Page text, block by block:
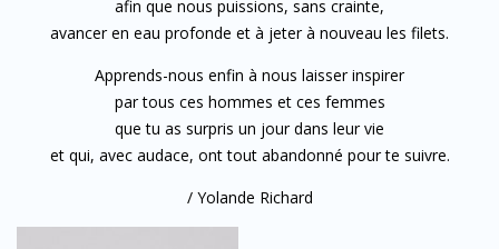
afin que nous puissions, sans crainte,
avancer en eau profonde et à jeter à nouveau les filets.
Apprends-nous enfin à nous laisser inspirer
par tous ces hommes et ces femmes
que tu as surpris un jour dans leur vie
et qui, avec audace, ont tout abandonné pour te suivre.
/ Yolande Richard